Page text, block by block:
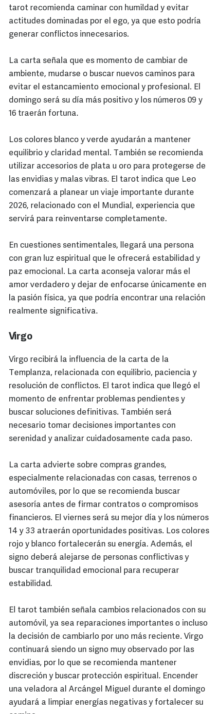
tarot recomienda caminar con humildad y evitar
actitudes dominadas por el ego, ya que esto podría
generar conflictos innecesarios.
La carta señala que es momento de cambiar de
ambiente, mudarse o buscar nuevos caminos para
evitar el estancamiento emocional y profesional. El
domingo será su día más positivo y los números 09 y
16 traerán fortuna.
Los colores blanco y verde ayudarán a mantener
equilibrio y claridad mental. También se recomienda
utilizar accesorios de plata u oro para protegerse de
las envidias y malas vibras. El tarot indica que Leo
comenzará a planear un viaje importante durante
2026, relacionado con el Mundial, experiencia que
servirá para reinventarse completamente.
En cuestiones sentimentales, llegará una persona
con gran luz espiritual que le ofrecerá estabilidad y
paz emocional. La carta aconseja valorar más el
amor verdadero y dejar de enfocarse únicamente en
la pasión física, ya que podría encontrar una relación
realmente significativa.
Virgo
Virgo recibirá la influencia de la carta de la
Templanza, relacionada con equilibrio, paciencia y
resolución de conflictos. El tarot indica que llegó el
momento de enfrentar problemas pendientes y
buscar soluciones definitivas. También será
necesario tomar decisiones importantes con
serenidad y analizar cuidadosamente cada paso.
La carta advierte sobre compras grandes,
especialmente relacionadas con casas, terrenos o
automóviles, por lo que se recomienda buscar
asesoría antes de firmar contratos o compromisos
financieros. El viernes será su mejor día y los números
14 y 33 atraerán oportunidades positivas. Los colores
rojo y blanco fortalecerán su energía. Además, el
signo deberá alejarse de personas conflictivas y
buscar tranquilidad emocional para recuperar
estabilidad.
El tarot también señala cambios relacionados con su
automóvil, ya sea reparaciones importantes o incluso
la decisión de cambiarlo por uno más reciente. Virgo
continuará siendo un signo muy observado por las
envidias, por lo que se recomienda mantener
discreción y buscar protección espiritual. Encender
una veladora al Arcángel Miguel durante el domingo
ayudará a limpiar energías negativas y fortalecer su